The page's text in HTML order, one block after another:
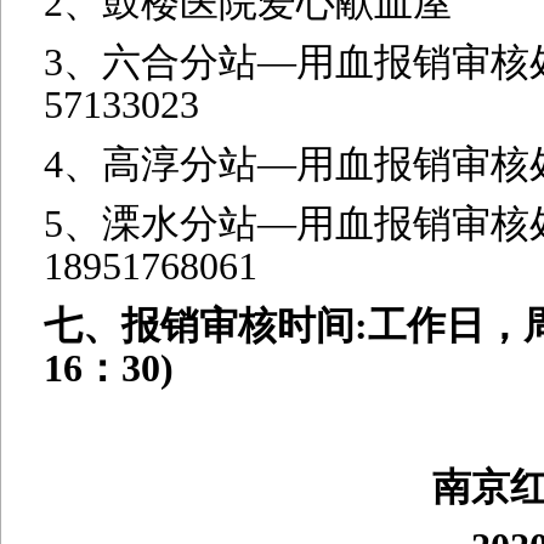
3、六合分站—用血报销
57133023
4、高淳分站—用血报销审
5、溧水分站—用血报销
18951768061
七、报销审核时间 :工作日，
16：30)
南京红十字